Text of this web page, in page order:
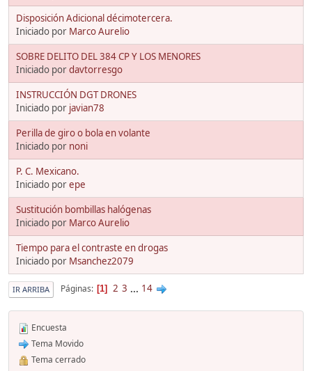
Disposición Adicional décimotercera.
Iniciado por Marco Aurelio
SOBRE DELITO DEL 384 CP Y LOS MENORES
Iniciado pordavtorresgo
INSTRUCCIÓN DGT DRONES
Iniciado por javian78
Perilla de giro o bola en volante
Iniciado por noni
P. C. Mexicano.
Iniciado porepe
Sustitución bombillas halógenas
Iniciado por Marco Aurelio
Tiempo para el contraste en drogas
Iniciado por Msanchez2079
IR ARRIBA Páginas 1 2 3 ... 14
Encuesta
Tema Movido
Tema cerrado